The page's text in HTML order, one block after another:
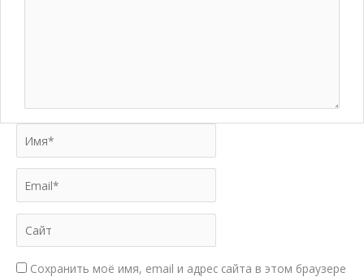
Сайт
Сохранить моё имя, email и адрес сайта в этом браузере